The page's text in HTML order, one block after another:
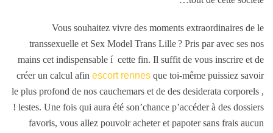
Vous souhaitez vivre des moments extraordinaires de le
transsexuelle et Sex Model Trans Lille ? Pris par avec ses nos
mains cet indispensable í cette fin. Il suffit de vous inscrire et de
créer un calcul afin escort rennes que toi-même puissiez savoir
le plus profond de nos cauchemars et de des desiderata corporels ,
! lestes. Une fois qui aura été son’chance p’accéder à des dossiers
favoris, vous allez pouvoir acheter et papoter sans frais aucun